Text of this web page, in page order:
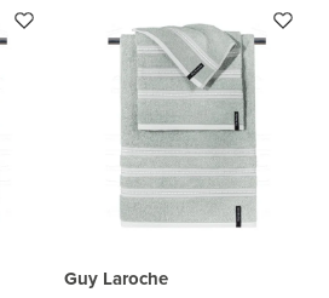
Guy Laroche